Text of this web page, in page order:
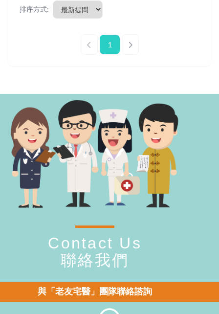
排序方式:
1
Contact Us
聯絡我們
與「老友宅醫」團隊聯絡諮詢